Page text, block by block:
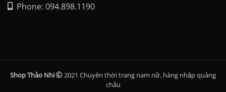
Phone: 094.898.1190
Shop Thảo Nhi
2021 Chuyên thời trang nam nữ, hàng nhập quảng
châu